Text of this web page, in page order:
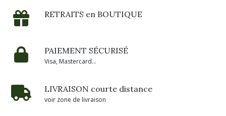
RETRAITS en BOUTIQUE
PAIEMENT SÉCURISÉ
Visa, Mastercard...
LIVRAISON courte distance
voir zone de livraison